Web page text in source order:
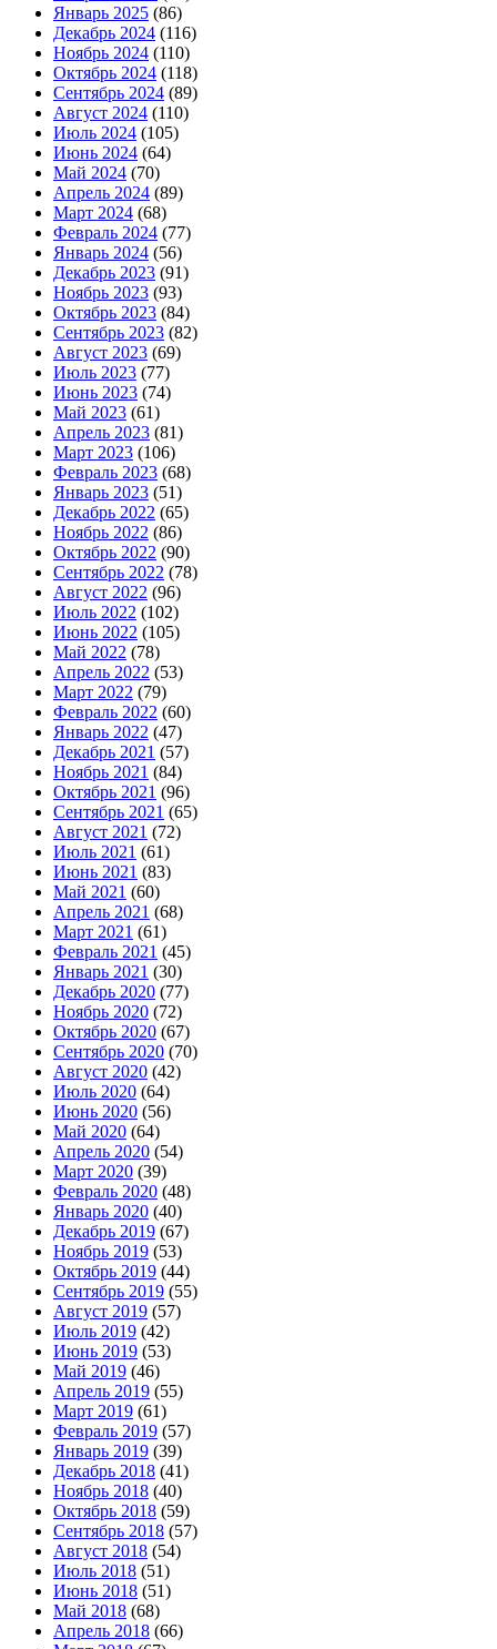
Январь 2025 (86)
Декабрь 2024 (116)
Ноябрь 2024 (110)
Октябрь 2024 (118)
Сентябрь 2024 (89)
Август 2024 (110)
Июль 2024 (105)
Июнь 2024 (64)
Май 2024 (70)
Апрель 2024 (89)
Март 2024 (68)
Февраль 2024 (77)
Январь 2024 (56)
Декабрь 2023 (91)
Ноябрь 2023 (93)
Октябрь 2023 (84)
Сентябрь 2023 (82)
Август 2023 (69)
Июль 2023 (77)
Июнь 2023 (74)
Май 2023 (61)
Апрель 2023 (81)
Март 2023 (106)
Февраль 2023 (68)
Январь 2023 (51)
Декабрь 2022 (65)
Ноябрь 2022 (86)
Октябрь 2022 (90)
Сентябрь 2022 (78)
Август 2022 (96)
Июль 2022 (102)
Июнь 2022 (105)
Май 2022 (78)
Апрель 2022 (53)
Март 2022 (79)
Февраль 2022 (60)
Январь 2022 (47)
Декабрь 2021 (57)
Ноябрь 2021 (84)
Октябрь 2021 (96)
Сентябрь 2021 (65)
Август 2021 (72)
Июль 2021 (61)
Июнь 2021 (83)
Май 2021 (60)
Апрель 2021 (68)
Март 2021 (61)
Февраль 2021 (45)
Январь 2021 (30)
Декабрь 2020 (77)
Ноябрь 2020 (72)
Октябрь 2020 (67)
Сентябрь 2020 (70)
Август 2020 (42)
Июль 2020 (64)
Июнь 2020 (56)
Май 2020 (64)
Апрель 2020 (54)
Март 2020 (39)
Февраль 2020 (48)
Январь 2020 (40)
Декабрь 2019 (67)
Ноябрь 2019 (53)
Октябрь 2019 (44)
Сентябрь 2019 (55)
Август 2019 (57)
Июль 2019 (42)
Июнь 2019 (53)
Май 2019 (46)
Апрель 2019 (55)
Март 2019 (61)
Февраль 2019 (57)
Январь 2019 (39)
Декабрь 2018 (41)
Ноябрь 2018 (40)
Октябрь 2018 (59)
Сентябрь 2018 (57)
Август 2018 (54)
Июль 2018 (51)
Июнь 2018 (51)
Май 2018 (68)
Апрель 2018 (66)